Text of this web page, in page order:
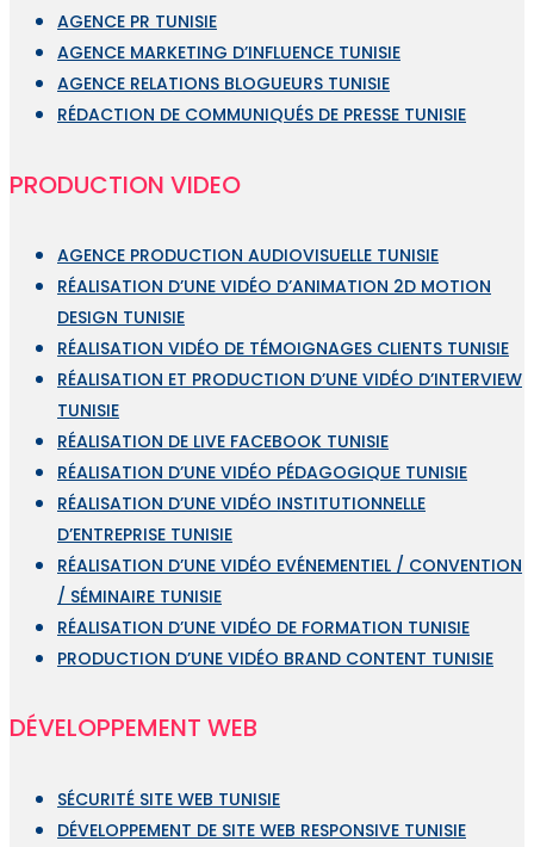
AGENCE PR TUNISIE
AGENCE MARKETING D’INFLUENCE TUNISIE
AGENCE RELATIONS BLOGUEURS TUNISIE
RÉDACTION DE COMMUNIQUÉS DE PRESSE TUNISIE
PRODUCTION VIDEO
AGENCE PRODUCTION AUDIOVISUELLE TUNISIE
RÉALISATION D’UNE VIDÉO D’ANIMATION 2D MOTION
DESIGN TUNISIE
RÉALISATION VIDÉO DE TÉMOIGNAGES CLIENTS TUNISIE
RÉALISATION ET PRODUCTION D’UNE VIDÉO D’INTERVIEW
TUNISIE
RÉALISATION DE LIVE FACEBOOK TUNISIE
RÉALISATION D’UNE VIDÉO PÉDAGOGIQUE TUNISIE
RÉALISATION D’UNE VIDÉO INSTITUTIONNELLE
D’ENTREPRISE TUNISIE
RÉALISATION D’UNE VIDÉO EVÉNEMENTIEL / CONVENTION
/ SÉMINAIRE TUNISIE
RÉALISATION D’UNE VIDÉO DE FORMATION TUNISIE
PRODUCTION D’UNE VIDÉO BRAND CONTENT TUNISIE
DÉVELOPPEMENT WEB
SÉCURITÉ SITE WEB TUNISIE
DÉVELOPPEMENT DE SITE WEB RESPONSIVE TUNISIE